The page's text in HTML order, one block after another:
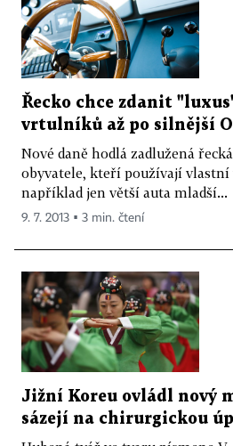
Řecko chce zdanit
vrtulníků až po silnější
Nové daně hodlá zadlužená
obyvatele, kteří používají
například jen větší auta mladší...
9. 7. 2013 ▪ 3 min. čtení
Jižní Koreu ovládl nový
sázejí na chirurgickou